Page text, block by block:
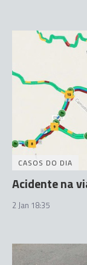
CASOS DO DIA
Acidente na
2 Jan 18:35